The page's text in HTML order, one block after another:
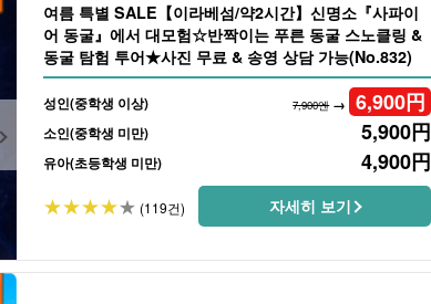
여름 특별 SALE【이라베섬/약2시간】신명소『사파이
어 동굴』에서 대모험☆반짝이는 푸른 동굴 스노클링 &
동굴 탐험 투어★사진 무료 & 송영 상담 가능(No.832)
성인(중학생 이상) 7,900엔→ 6,900円
소인(중학생 미만) 5,900円
유아(초등학생 미만) 4,900円
(119건) 자세히 보기